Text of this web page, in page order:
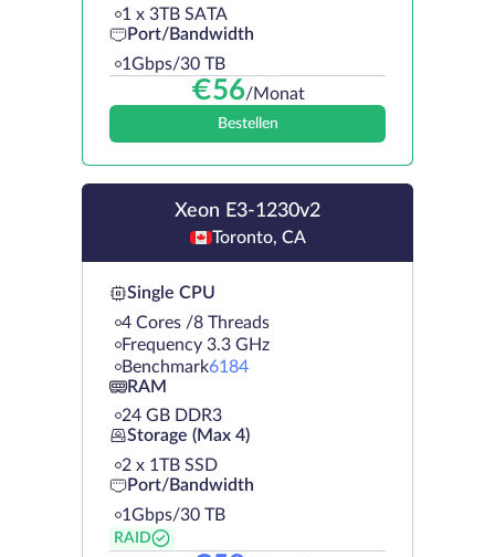
1 х 3TB SATA
Port/Bandwidth
1Gbps/30 TB
€56/Monat
Bestellen
Xeon E3-1230v2
Toronto, CA
Single CPU
4 Cores /8 Threads
Frequency 3.3 GHz
Benchmark6184
RAM
24 GB DDR3
Storage (Max 4)
2 х 1TB SSD
Port/Bandwidth
1Gbps/30 TB
RAID